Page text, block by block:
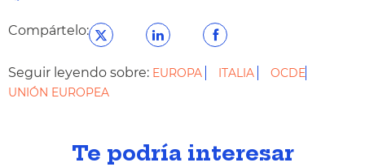
Compártelo:
Seguir leyendo sobre: EUROPA ITALIA
OCDE
UNIÓN EUROPEA
Te podría interesar